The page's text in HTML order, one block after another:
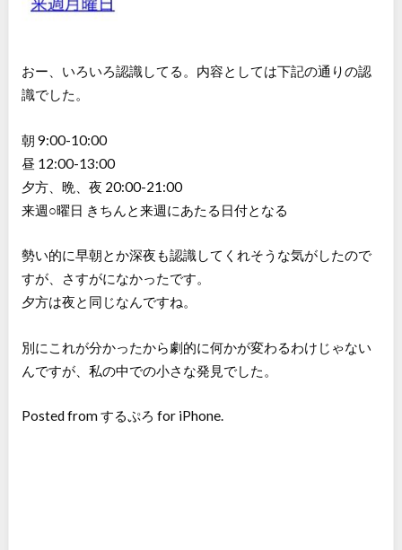
おー、いろいろ認識してる。内容としては下記の通りの認
識でした。
朝 9:00-10:00
昼 12:00-13:00
夕方、晩、夜 20:00-21:00
来週○曜日 きちんと来週にあたる日付となる
勢い的に早朝とか深夜も認識してくれそうな気がしたので
すが、さすがになかったです。
夕方は夜と同じなんですね。
別にこれが分かったから劇的に何かが変わるわけじゃない
んですが、私の中での小さな発見でした。
Posted from するぷろ for iPhone.